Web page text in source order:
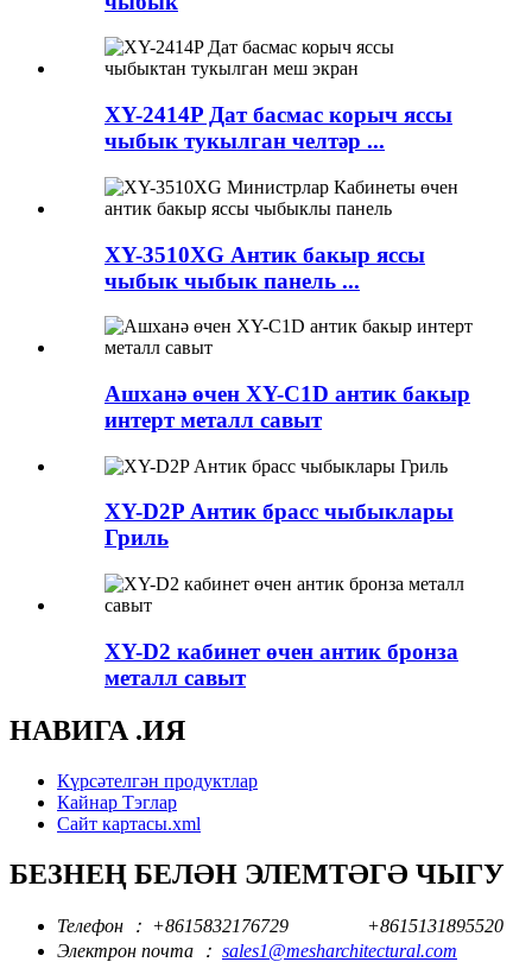
XY-2414P Дат басмас корыч яссы
чыбык тукылган челтәр ...
XY-3510XG Антик бакыр яссы
чыбык чыбык панель ...
Ашханә өчен XY-C1D антик бакыр
интерт металл савыт
XY-D2P Антик брасс чыбыклары
Гриль
XY-D2 кабинет өчен антик бронза
металл савыт
НАВИГА .ИЯ
Күрсәтелгән продуктлар
Кайнар Тэглар
Сайт картасы.xml
БЕЗНЕҢ БЕЛӘН ЭЛЕМТӘГӘ ЧЫГУ
Телефон ： +8615832176729
+8615131895520
Электрон почта ： sales1@mesharchitectural.com